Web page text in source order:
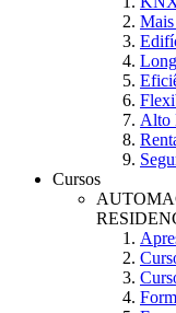
Alto
Cursos